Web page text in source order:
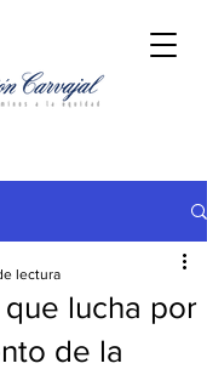
lucha por
de la
lectura